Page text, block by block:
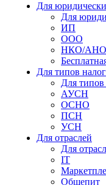
Для
Для
ИП
ООО
НКО/АНО
Для типов
Для типов
АУСН
ОСНО
ПСН
УСН
Для отраслей
Для
IT
Общепит